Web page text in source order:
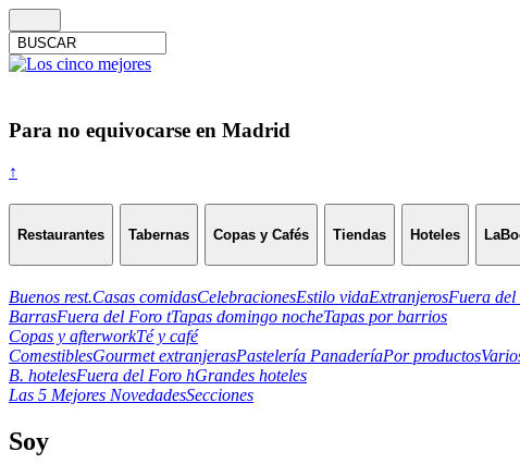
Para no equivocarse en Madrid
↑
Restaurantes Tabernas Copas y Cafés Tiendas Hoteles
Buenos rest.Casas comidasCelebracionesEstilo vidaExtranjerosFuera
BarrasFuera del Foro tTapas domingo nocheTapas por barrios
Copas y afterworkTé y café
ComestiblesGourmet extranjerasPastelería PanaderíaPor productos
B. hotelesFuera del Foro hGrandes hoteles
Las 5 Mejores NovedadesSecciones
Soy